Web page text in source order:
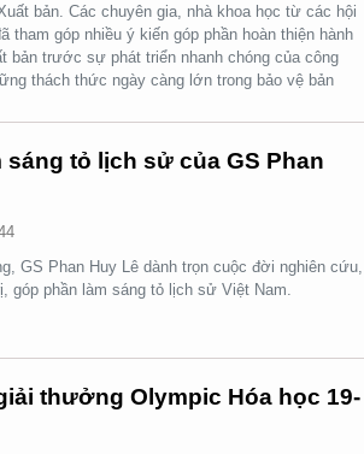
bản. Các chuyên gia, nhà khoa học từ các hội
tham góp nhiều ý kiến góp phần hoàn thiện hành
bản trước sự phát triển nhanh chóng của công
thách thức ngày càng lớn trong bảo vệ bản
tỏ lịch sử của GS Phan
GS Phan Huy Lê dành trọn cuộc đời nghiên cứu,
góp phần làm sáng tỏ lịch sử Việt Nam.
thưởng Olympic Hóa học 19-